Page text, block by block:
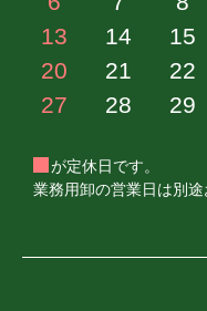
13
14 15
20
21 22
27
28 29
が定休日です。
業務用卸の営業日は別途